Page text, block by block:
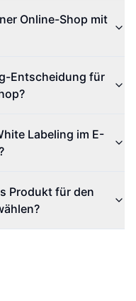
Online-Shop mit
Entscheidung für
Labeling im E-
Produkt für den